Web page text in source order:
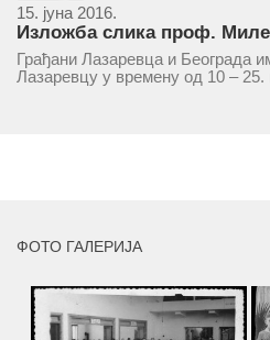
15. јуна 2016.
Изложба слика проф. Миле
Грађани Лазаревца и Београда
Лазаревцу у времену од 10 – 25.
ФОТО ГАЛЕРИЈА